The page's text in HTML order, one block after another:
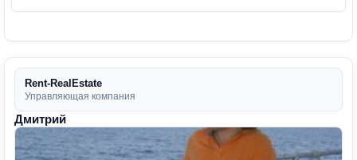
Rent-RealEstate
Управляющая компания
Дмитрий